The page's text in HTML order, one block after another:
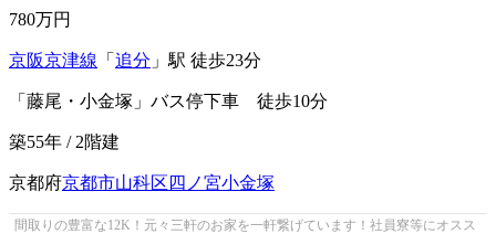
780万円
京阪京津線 「 追分 」駅 徒歩23分
「藤尾・小金塚」バス停下車 徒歩10分
築55年 / 2階建
京都府京都市山科区 四ノ宮小金塚
間取りの豊富な12K！元々三軒のお家を一軒繋げています！社員寮等にオスス